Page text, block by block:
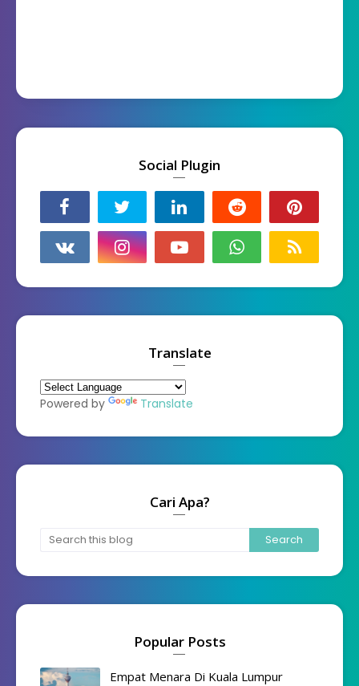
Social Plugin
Translate
Powered by Translate
Cari Apa?
Popular Posts
Empat Menara Di Kuala Lumpur